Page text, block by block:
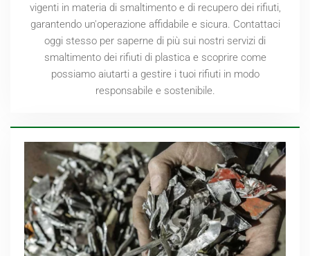
vigenti in materia di smaltimento e di recupero dei rifiuti,
garantendo un'operazione affidabile e sicura. Contattaci
oggi stesso per saperne di più sui nostri servizi di
smaltimento dei rifiuti di plastica e scoprire come
possiamo aiutarti a gestire i tuoi rifiuti in modo
responsabile e sostenibile.